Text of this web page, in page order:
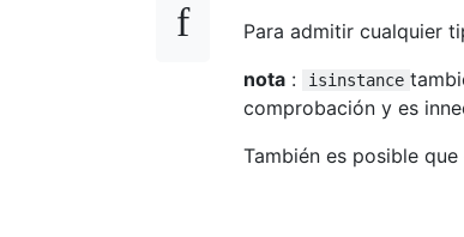
Para admitir cualquier
nota : isinstance
comprobación y es
También es posible